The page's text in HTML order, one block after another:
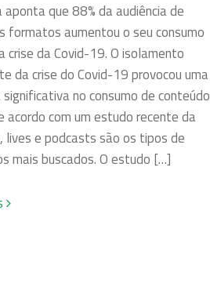
aponta que 88% da audiência de
formatos aumentou o seu consumo
crise da Covid-19. O isolamento
da crise do Covid-19 provocou uma
significativa no consumo de conteúdo
acordo com um estudo recente da
lives e podcasts são os tipos de
mais buscados. O estudo […]